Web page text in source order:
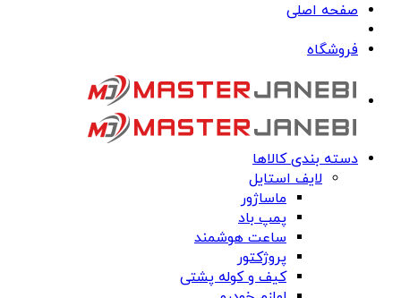
صفحه اصلی
فروشگاه
دسته بندی کالاها
لایف استایل
ماساژور
پمپ باد
ساعت هوشمند
پروژکتور
کیف و کوله پشتی